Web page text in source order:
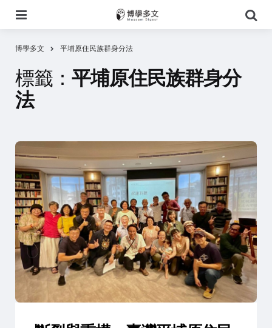
尋
博學多文 平埔原住民族群身分法
標籤： 平埔原住民族群身分
法